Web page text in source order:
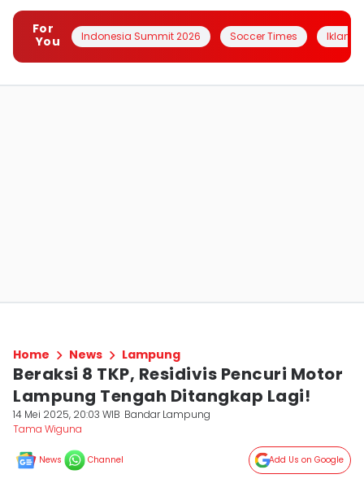
For
You
Indonesia Summit 2026 Soccer Times Iklanin
Home News Lampung
Beraksi 8 TKP, Residivis Pencuri Motor
Lampung Tengah Ditangkap Lagi!
14 Mei 2025, 20:03 WIB Bandar Lampung
Tama Wiguna
News Channel Add Us on Google